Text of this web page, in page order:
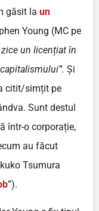
găsit la un
Young (MC pe
un licențiat în
Și
citit/simțit pe
Sunt destul
într-o corporație,
au făcut
Tsumura
”).